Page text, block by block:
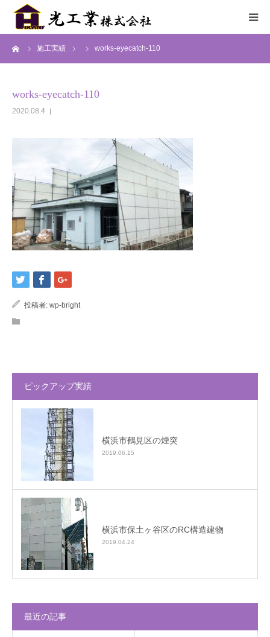
施工実績 works-eyecatch-110
works-eyecatch-110
2020.08.4
投稿者: wp-bright
ピックアップ実績
横浜市鶴見区の煙突
2019.06.15
横浜市保土ヶ谷区のRC構造建物
2019.04.24
最近の記事
HOME
採用情報
会社概要